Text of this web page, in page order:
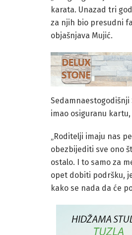
karata. Unazad tri
za njih bio presudni
objašnjava Mujić.
imao osiguranu
„Roditelji imaju nas
obezbijediti sve ono
ostalo. I to samo za
opet dobiti podršku,
kako se nada da će